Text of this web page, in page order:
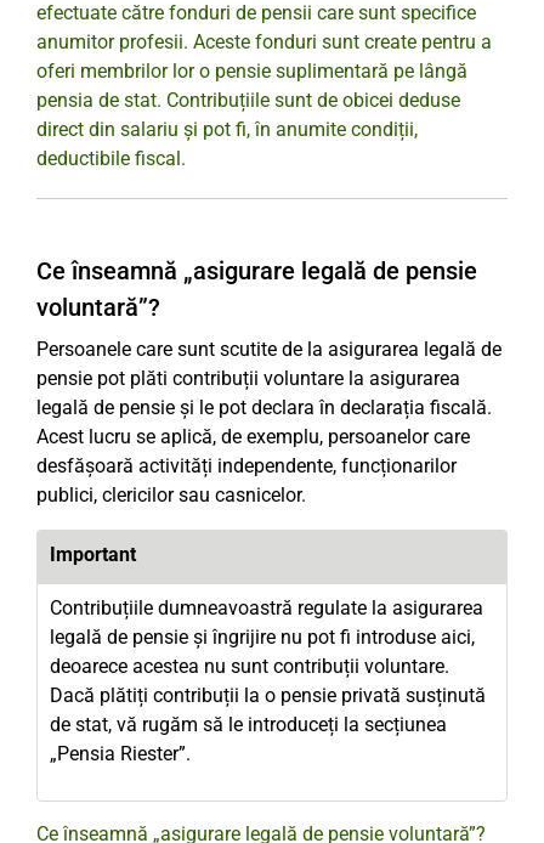
efectuate către fonduri de pensii care sunt specifice
anumitor profesii. Aceste fonduri sunt create pentru a
oferi membrilor lor o pensie suplimentară pe lângă
pensia de stat. Contribuțiile sunt de obicei deduse
direct din salariu și pot fi, în anumite condiții,
deductibile fiscal.
Ce înseamnă „asigurare legală de pensie
voluntară”?
Persoanele care sunt scutite de la asigurarea legală de
pensie pot plăti contribuții voluntare la asigurarea
legală de pensie și le pot declara în declarația fiscală.
Acest lucru se aplică, de exemplu, persoanelor care
desfășoară activități independente, funcționarilor
publici, clericilor sau casnicelor.
Important
Contribuțiile dumneavoastră regulate la asigurarea
legală de pensie și îngrijire nu pot fi introduse aici,
deoarece acestea nu sunt contribuții voluntare.
Dacă plătiți contribuții la o pensie privată susținută
de stat, vă rugăm să le introduceți la secțiunea
„Pensia Riester”.
Ce înseamnă „asigurare legală de pensie voluntară”?